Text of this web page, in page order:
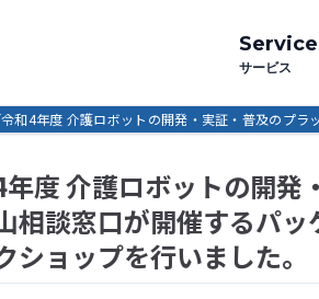
Service
サービス
和4年度 介護ロボットの開発・実証・普及のプ
度 介護ロボットの開発
相談窓口が開催するパ
ョップを行いました。